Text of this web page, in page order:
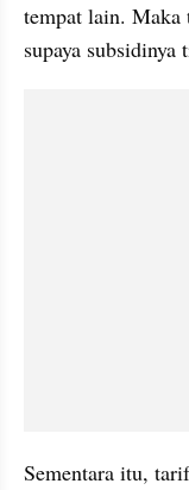
tempat lain. Maka
supaya
Sementara itu,